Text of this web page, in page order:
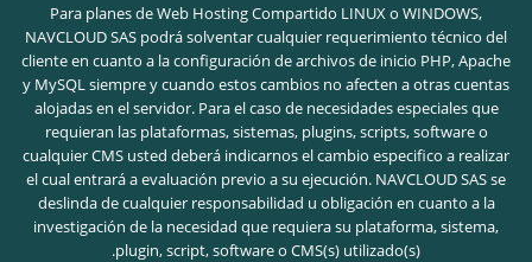
Para planes de Web Hosting Compartido LINUX o WINDOWS,
NAVCLOUD SAS podrá solventar cualquier requerimiento técnico del
cliente en cuanto a la configuración de archivos de inicio PHP, Apache
y MySQL siempre y cuando estos cambios no afecten a otras cuentas
alojadas en el servidor. Para el caso de necesidades especiales que
requieran las plataformas, sistemas, plugins, scripts, software o
cualquier CMS usted deberá indicarnos el cambio especifico a realizar
el cual entrará a evaluación previo a su ejecución. NAVCLOUD SAS se
deslinda de cualquier responsabilidad u obligación en cuanto a la
investigación de la necesidad que requiera su plataforma, sistema,
plugin, script, software o CMS(s) utilizado(s).